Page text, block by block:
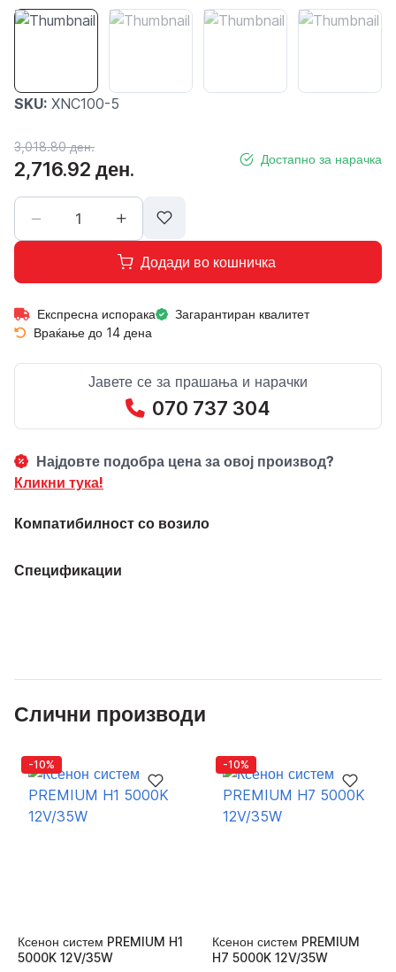
SKU: XNC100-5
3,018.80 ден.
2,716.92 ден. Достапно за нарачка
Додади во кошничка
Експресна испорака
Загарантиран квалитет
Враќање до 14 дена
Јавете се за прашања и нарачки
070 737 304
Најдовте подобра цена за овој производ?
Кликни тука!
Компатибилност со возило
Спецификации
Слични производи
-10%
Ксенон систем PREMIUM H1
5000K 12V/35W
-10%
Ксенон систем PREMIUM
H7 5000K 12V/35W